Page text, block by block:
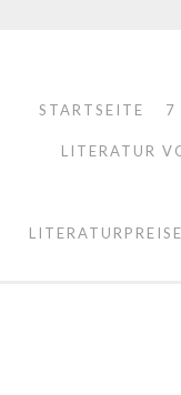
STARTSEITE 7
LITERATUR